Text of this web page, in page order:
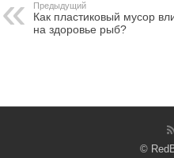
Предыдущий
Как пластиковый мусор
на здоровье рыб?
©